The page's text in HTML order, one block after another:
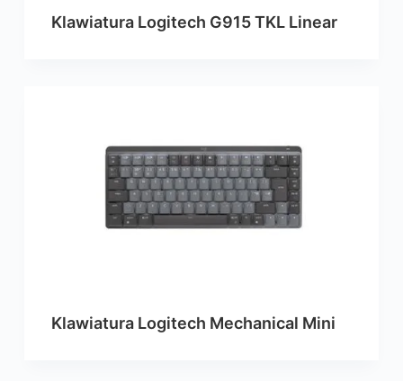
Klawiatura Logitech G915 TKL Linear
Klawiatura Logitech Mechanical Mini